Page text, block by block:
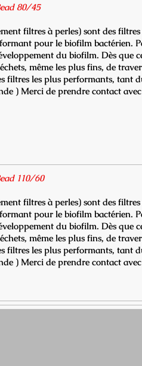
80/45
filtres à perles) sont des
pour le biofilm bactérien.
du biofilm. Dès que
même les plus fins, de
filtres les plus performants, tant
) Merci de prendre contact
110/60
filtres à perles) sont des
pour le biofilm bactérien.
du biofilm. Dès que
même les plus fins, de
filtres les plus performants, tant
) Merci de prendre contact